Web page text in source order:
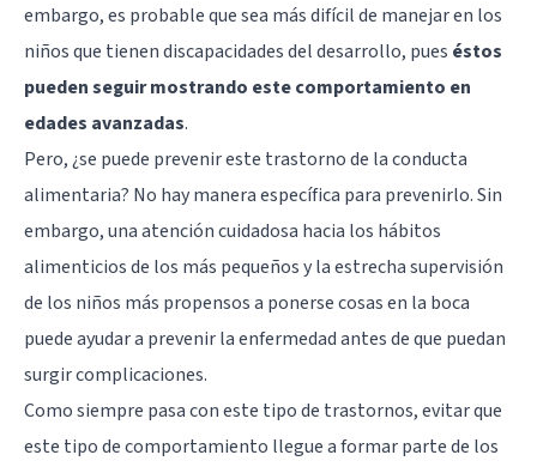
embargo, es probable que sea más difícil de manejar en los
niños que tienen discapacidades del desarrollo, pues éstos
pueden seguir mostrando este comportamiento en
edades avanzadas.
Pero, ¿se puede prevenir este trastorno de la conducta
alimentaria? No hay manera específica para prevenirlo. Sin
embargo, una atención cuidadosa hacia los hábitos
alimenticios de los más pequeños y la estrecha supervisión
de los niños más propensos a ponerse cosas en la boca
puede ayudar a prevenir la enfermedad antes de que puedan
surgir complicaciones.
Como siempre pasa con este tipo de trastornos, evitar que
este tipo de comportamiento llegue a formar parte de los